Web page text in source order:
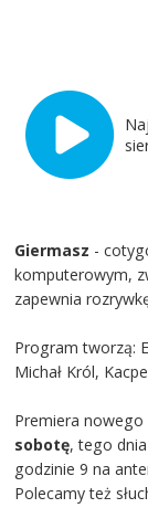
Giermasz -
komputerowym,
zapewnia
Program tworzą:
Michał Król,
Premiera
sobotę, tego
godzinie 9 na
Polecamy też